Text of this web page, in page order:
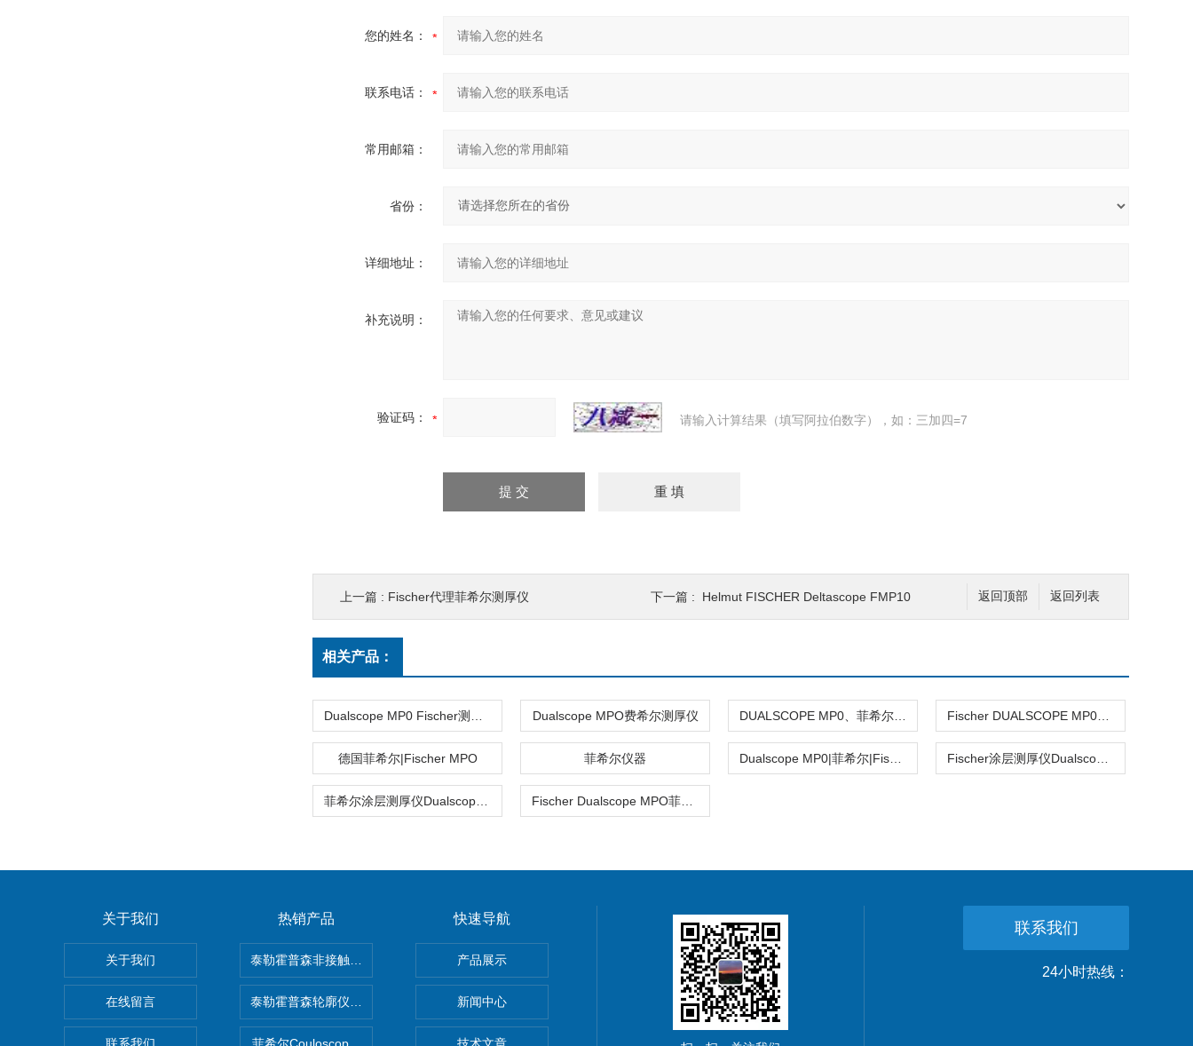
您的姓名：
联系电话：
常用邮箱：
省份：
详细地址：
补充说明：
验证码： 请输入计算结果（填写阿拉伯数字），如：三加四=7
返回列表
返回顶部
上一篇 : Fischer代理菲希尔测厚仪 下一篇 : Helmut FISCHER Deltascope FMP10
相关产品：
Dualscope MPO费希尔测厚仪
德国菲希尔|Fischer MPO 菲希尔仪器
关于我们
关于我们
在线留言
热销产品
泰勒霍普森非接触式轮廓仪LUPHOScan 850 HD
泰勒霍普森轮廓仪|TAYLOR HOBSON
快速导航
产品展示
新闻中心
联系我们
24小时热线：